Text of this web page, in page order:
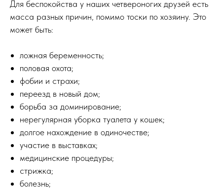
Для беспокойства у наших четвероногих друзей есть
масса разных причин, помимо тоски по хозяину. Это
может быть:
ложная беременность;
половая охота;
фобии и страхи;
переезд в новый дом;
борьба за доминирование;
нерегулярная уборка туалета у кошек;
долгое нахождение в одиночестве;
участие в выставках;
медицинские процедуры;
стрижка;
болезнь;